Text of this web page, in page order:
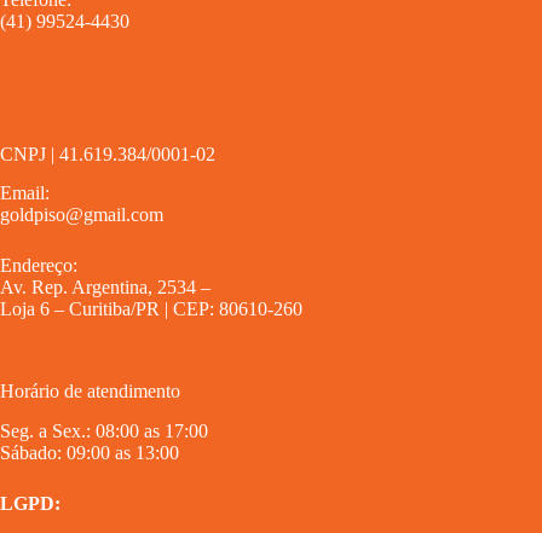
(41) 99524-4430
CNPJ | 41.619.384/0001-02
Email:
goldpiso@gmail.com
Endereço:
Av. Rep. Argentina, 2534 –
Loja 6 – Curitiba/PR | CEP: 80610-260
Horário de atendimento
Seg. a Sex.: 08:00 as 17:00
Sábado: 09:00 as 13:00
LGPD: